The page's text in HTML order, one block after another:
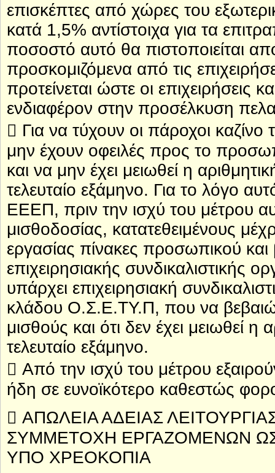
επισκέπτες από χώρες του
κατά 1,5% αντίστοιχα για τα
ποσοστό αυτό θα πιστοποιείται
προσκομιζόμενα από τις
προτείνεται ώστε οι επιχειρήσεις
ενδιαφέρον στην προσέλκυση
 Για να τύχουν οι πάροχοι
μην έχουν οφειλές προς το
και να μην έχει μειωθεί η
τελευταίο εξάμηνο. Για το λόγο
ΕΕΕΠ, πριν την ισχύ του μέτρου
μισθοδοσίας, κατατεθειμένους
εργασίας πίνακες προσωπικού
επιχειρησιακής συνδικαλιστικής
υπάρχει επιχειρησιακή
κλάδου Ο.Σ.Ε.ΤΥ.Π, που να
μισθούς και ότι δεν έχει μειωθεί
τελευταίο εξάμηνο.
 Από την ισχύ του μέτρου
ήδη σε ευνοϊκότερο καθεστώς
 ΑΠΩΛΕΙΑ ΑΔΕΙΑΣ
ΣΥΜΜΕΤΟΧΗ ΕΡΓΑΖΟΜΕΝΩΝ
ΥΠΟ ΧΡΕΟΚΟΠΙΑ